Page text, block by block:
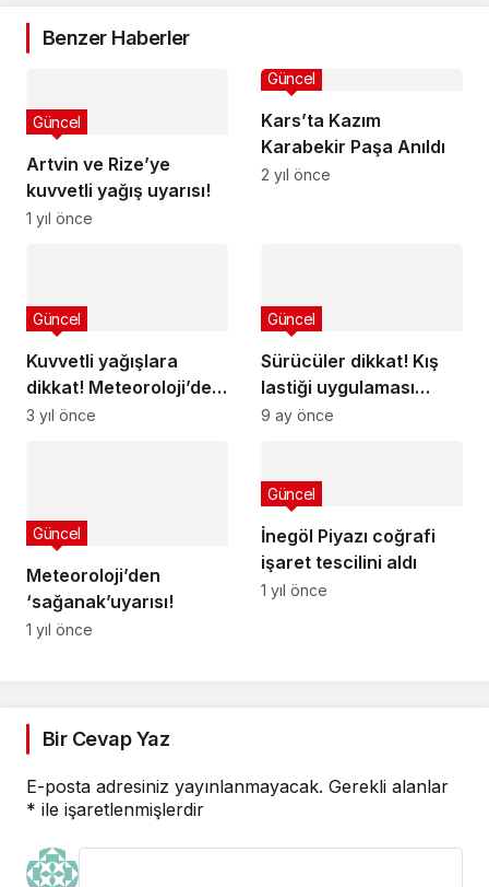
Benzer Haberler
Artvin ve Rize’ye
kuvvetli yağış uyarısı!
Güncel
1 yıl önce
Kars’ta Kazım
Karabekir Paşa Anıldı
Güncel
2 yıl önce
Kuvvetli yağışlara
dikkat! Meteoroloji’den
ciddi sel uyarısı
Güncel
3 yıl önce
Sürücüler dikkat! Kış
lastiği uygulaması
başladı
Güncel
9 ay önce
Meteoroloji’den
‘sağanak’uyarısı!
Güncel
1 yıl önce
İnegöl Piyazı coğrafi
işaret tescilini aldı
Güncel
1 yıl önce
Bir Cevap Yaz
E-posta adresiniz yayınlanmayacak. Gerekli alanlar
* ile işaretlenmişlerdir